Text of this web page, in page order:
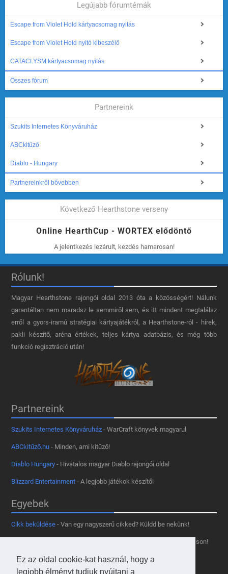
Ez az oldal cookie-kat használ, hogy a
legjobb élményt tudjuk nyújtani a
Legújabb fórumtémák
Escape from Violet Hold kártyacsomag nyitás
Escape from Violet Hold nyitó kibeszélő
CATACLYSM kártyacsomag nyitás
Összes fórum
Partnereink
Szukits Internetes Könyváruház
ABCkitüző
Diablo - Hungary
Partnereinkről bővebben
Következő Hearthstone verseny
Online HearthCup - WORTEX elődöntő
A jelentkezés lezárult, kezdés hamarosan!
Rólunk!
Magyar Hearthstone​ rajongói oldal 2013 óta a közösségért! Nálunk
garantáltan nem maradsz le semmiről sem, és itt mindent megtalálsz
erről a gyors-iramú stratégiai kártyajátékról, a Hearthstone-ról - hírek,
pakli készítő, aréna értékek, teljes kártya adatbázis, és még több
funkció regisztráció után!
Partnereink
Szukits Internetes Könyváruház - WarCraft könyvek magyarul
ABCkitűző.hu - Minden, ami kitűző!
Diablo Hungary - Hivatalos magyar Diablo rajongói oldal
Blizzard Entertainment - A legjobb játékok készítői
Egyebek
Cikk beküldése - Van egy nagyszerű cikked? Küldd be nekünk!
- Tetszik az oldal? Segíts, hogy fennmaradhasson!
Kapcsolat, médiaajánlat- Lépj velünk kapcsolatba!